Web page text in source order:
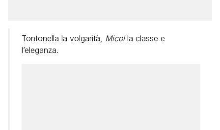
Tontonella la volgarità, Micolla classe e
l’eleganza.